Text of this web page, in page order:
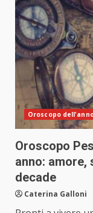
Oroscopo
Oroscopo
anno: amore,
decade
Caterina Galloni